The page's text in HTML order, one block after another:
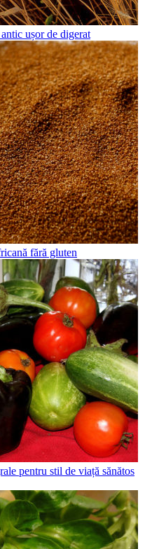
ușor de digerat
fără gluten
pentru stil de viață sănătos